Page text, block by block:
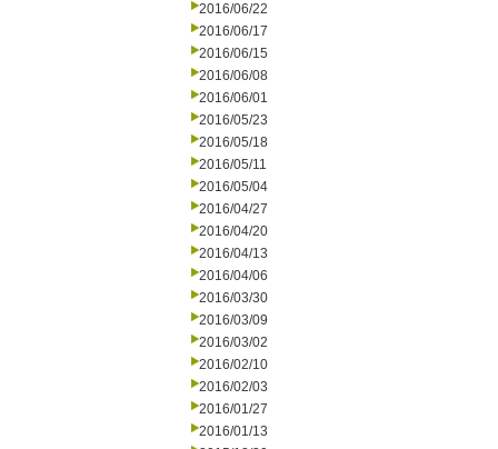
2016/06/22
2016/06/17
2016/06/15
2016/06/08
2016/06/01
2016/05/23
2016/05/18
2016/05/11
2016/05/04
2016/04/27
2016/04/20
2016/04/13
2016/04/06
2016/03/30
2016/03/09
2016/03/02
2016/02/10
2016/02/03
2016/01/27
2016/01/13